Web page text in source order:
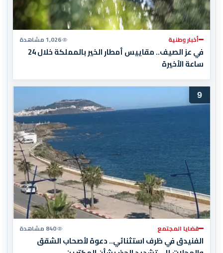
أخبار وطنية 1,026 مشاهدة
في عز الصيف.. مقاييس أمطار الخير بالمملكة خلال 24
ساعة الأخيرة
9
قضايا المجتمع 840 مشاهدة
الفنيدق في ظرف استثنائي.. دعوة لأصحاب الشقق